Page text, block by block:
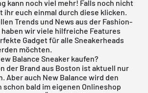
kann noch viel mehr! Falls noch nicht
ihr euch einmal durch diese klicken.
Trends und News aus der Fashion-
wir viele hilfreiche Features
Gadget für alle Sneakerheads
möchten.
Balance Sneaker kaufen?
der Brand aus Boston ist aktuell nur
Aber auch New Balance wird den
bald im eigenen Onlineshop